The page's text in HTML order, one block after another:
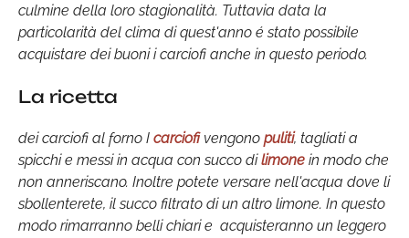
culmine della loro stagionalità. Tuttavia data la
particolarità del clima di quest'anno é stato possibile
acquistare dei buoni i carciofi anche in questo periodo.
La ricetta
dei carciofi al forno I carciofivengono puliti, tagliati a
spicchi e messi in acqua con succo dilimone in modo che
non anneriscano. Inoltre potete versare nell'acqua dove li
sbollenterete, il succo filtrato di un altro limone. In questo
modo rimarranno belli chiari e acquisteranno un leggero